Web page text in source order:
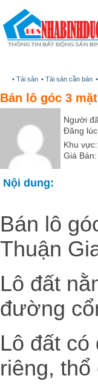
• Tài sản • Tài sản cần bán
Bán lô góc 3
Người
Đăng
Khu
Giá Bán:
Nội dung:
Bán lô
Thuận
Lô đất
đường
Lô đất có
riêng,